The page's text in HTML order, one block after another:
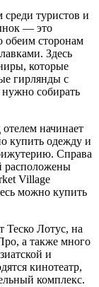
туристов и
— это
обеим сторонам
Здесь
которые
гирлянды с
собирать
начинает
купить одежду и
Справа
расположены
Village
можно купить
Теско Лотус, на
а также много
и
кинотеатр,
комплекс.